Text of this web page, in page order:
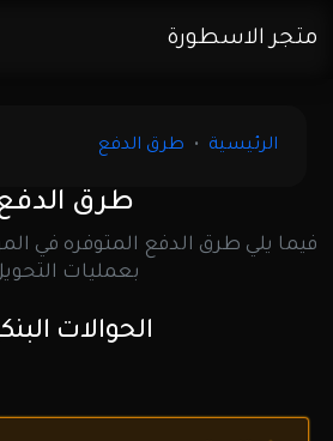
متجر الاسطورة
الرئيسية طرق الدفع
طرق
فيما يلي طرق الدفع المتوفره في
بعمليات
الحوالات